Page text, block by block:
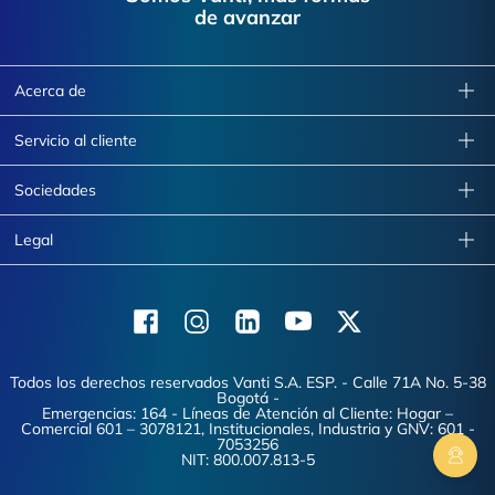
de avanzar
Acerca de
Servicio al cliente
Sociedades
Legal
FacebookInstagramLinkedinYoutubeX (Twitter)
Todos los derechos reservados Vanti S.A. ESP. - Calle 71A No. 5-38
Bogotá -
Emergencias: 164 - Líneas de Atención al Cliente: Hogar –
Comercial 601 – 3078121, Institucionales, Industria y GNV: 601 -
7053256
NIT: 800.007.813-5